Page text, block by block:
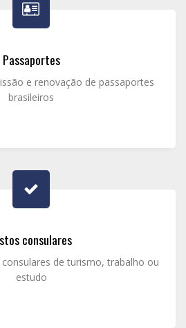
Passaportes
e renovação de passaportes
brasileiros
consulares
de turismo, trabalho ou
estudo